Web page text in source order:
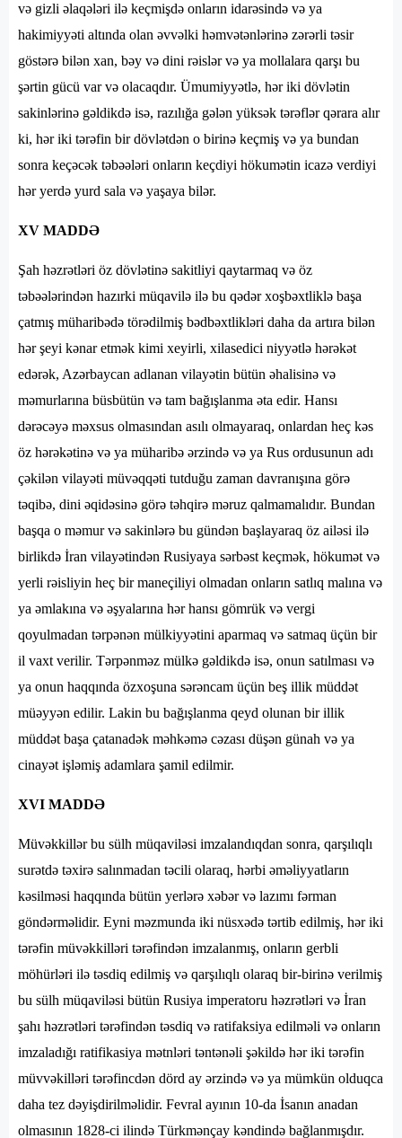
və gizli əlaqələri ilə keçmişdə onların idarəsində və ya
hakimiyyəti altında olan əvvəlki həmvətənlərinə zərərli təsir
göstərə bilən xan, bəy və dini rəislər və ya mollalara qarşı bu
şərtin gücü var və olacaqdır. Ümumiyyətlə, hər iki dövlətin
sakinlərinə gəldikdə isə, razılığa gələn yüksək tərəflər qərara alır
ki, hər iki tərəfin bir dövlətdən o birinə keçmiş və ya bundan
sonra keçəcək təbəələri onların keçdiyi hökumətin icazə verdiyi
hər yerdə yurd sala və yaşaya bilər.
XV MADDƏ
Şah həzrətləri öz dövlətinə sakitliyi qaytarmaq və öz
təbəələrindən hazırki müqavilə ilə bu qədər xoşbəxtliklə başa
çatmış müharibədə törədilmiş bədbəxtlikləri daha da artıra bilən
hər şeyi kənar etmək kimi xeyirli, xilasedici niyyətlə hərəkət
edərək, Azərbaycan adlanan vilayətin bütün əhalisinə və
məmurlarına büsbütün və tam bağışlanma əta edir. Hansı
dərəcəyə məxsus olmasından asılı olmayaraq, onlardan heç kəs
öz hərəkətinə və ya müharibə ərzində və ya Rus ordusunun adı
çəkilən vilayəti müvəqqəti tutduğu zaman davranışına görə
təqibə, dini əqidəsinə görə təhqirə məruz qalmamalıdır. Bundan
başqa o məmur və sakinlərə bu gündən başlayaraq öz ailəsi ilə
birlikdə İran vilayətindən Rusiyaya sərbəst keçmək, hökumət və
yerli rəisliyin heç bir maneçiliyi olmadan onların satlıq malına və
ya əmlakına və əşyalarına hər hansı gömrük və vergi
qoyulmadan tərpənən mülkiyyətini aparmaq və satmaq üçün bir
il vaxt verilir. Tərpənməz mülkə gəldikdə isə, onun satılması və
ya onun haqqında özxoşuna sərəncam üçün beş illik müddət
müəyyən edilir. Lakin bu bağışlanma qeyd olunan bir illik
müddət başa çatanadək məhkəmə cəzası düşən günah və ya
cinayət işləmiş adamlara şamil edilmir.
XVI MADDƏ
Müvəkkillər bu sülh müqaviləsi imzalandıqdan sonra, qarşılıqlı
surətdə təxirə salınmadan təcili olaraq, hərbi əməliyyatların
kəsilməsi haqqında bütün yerlərə xəbər və lazımı fərman
göndərməlidir. Eyni məzmunda iki nüsxədə tərtib edilmiş, hər iki
tərəfin müvəkkilləri tərəfindən imzalanmış, onların gerbli
möhürləri ilə təsdiq edilmiş və qarşılıqlı olaraq bir-birinə verilmiş
bu sülh müqaviləsi bütün Rusiya imperatoru həzrətləri və İran
şahı həzrətləri tərəfindən təsdiq və ratifaksiya edilməli və onların
imzaladığı ratifikasiya mətnləri təntənəli şəkildə hər iki tərəfin
müvvəkilləri tərəfincdən dörd ay ərzində və ya mümkün olduqca
daha tez dəyişdirilməlidir. Fevral ayının 10-da İsanın anadan
olmasının 1828-ci ilində Türkmənçay kəndində bağlanmışdır.